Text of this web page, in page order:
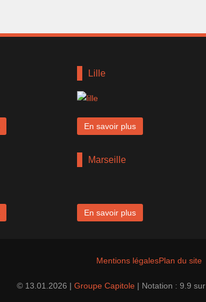
Lille
En savoir plus
Marseille
En savoir plus
Mentions légalesPlan du site
© 13.01.2026 | Groupe Capitole | Notation : 9.9 sur